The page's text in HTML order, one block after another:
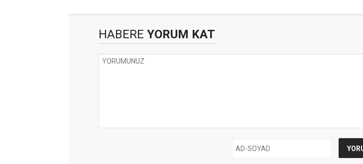
HABERE YORUM KAT